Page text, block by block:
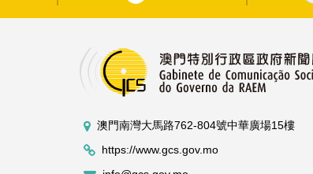
澳門南灣大馬路762-804號中華廣場15樓
https://www.gcs.gov.mo